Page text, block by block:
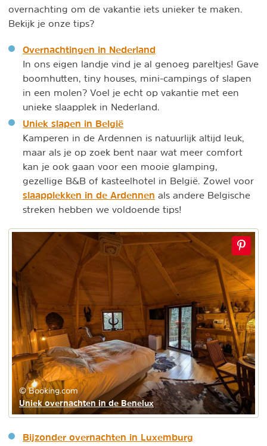
overnachting om de vakantie iets unieker te maken.
Bekijk je onze tips?
Overnachtingen in Nederland
In ons eigen landje vind je al genoeg pareltjes! Gave
boomhutten, tiny houses, mini-campings of slapen
in een molen? Voel je echt op vakantie met een
unieke slaapplek in Nederland.
Uniek slapen in België
Kamperen in de Ardennen is natuurlijk altijd leuk,
maar als je op zoek bent naar wat meer comfort
kan je ook gaan voor een mooie glamping,
gezellige B&B of kasteelhotel in België. Zowel voor
slaapplekken in de Ardennen als andere Belgische
streken hebben we voldoende tips!
© Booking.com
Uniek overnachten in de Benelux
Bijzonder overnachten in Luxemburg